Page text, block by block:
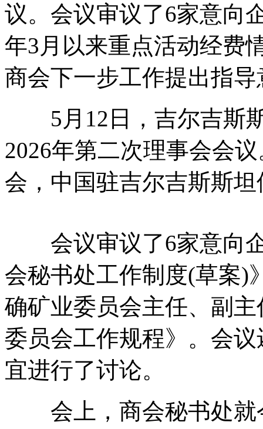
议。会议审议了6家意向
年3月以来重点活动经费
商会下一步工作提出指
5月12日，吉尔吉斯斯
2026年第二次理事会会
会，中国驻吉尔吉斯斯
会议审议了6家意向企
会秘书处工作制度(草案)
确矿业委员会主任、副
委员会工作规程》。会
宜进行了讨论。
会上，商会秘书处就